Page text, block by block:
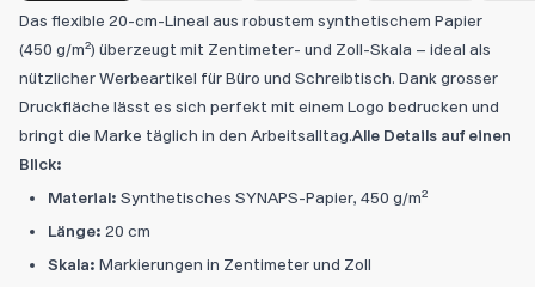
Das flexible 20-cm-Lineal aus robustem synthetischem Papier
(450 g/m²) überzeugt mit Zentimeter- und Zoll-Skala – ideal als
nützlicher Werbeartikel für Büro und Schreibtisch. Dank grosser
Druckfläche lässt es sich perfekt mit einem Logo bedrucken und
bringt die Marke täglich in den Arbeitsalltag.Alle Details auf einen
Blick:
Material: Synthetisches SYNAPS-Papier, 450 g/m²
Länge: 20 cm
Skala: Markierungen in Zentimeter und Zoll